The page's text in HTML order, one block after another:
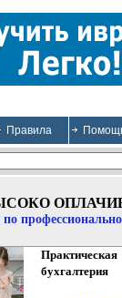
Правила
Практическая
бухгалтерия